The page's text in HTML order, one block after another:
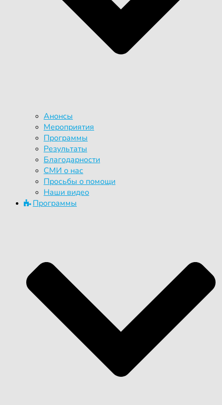
Анонсы
Мероприятия
Программы
Результаты
Благодарности
СМИ о нас
Просьбы о помощи
Наши видео
Программы